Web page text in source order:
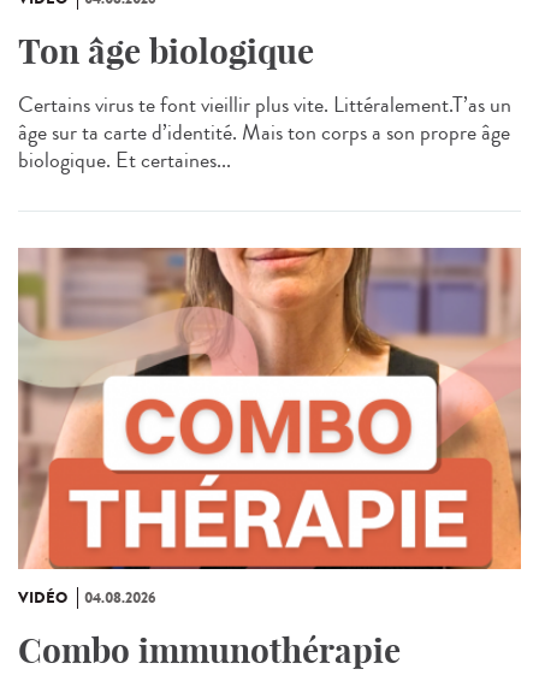
Ton âge biologique
Certains virus te font vieillir plus vite. Littéralement.T’as un
âge sur ta carte d’identité. Mais ton corps a son propre âge
biologique. Et certaines...
VIDÉO 04.08.2026
Combo immunothérapie